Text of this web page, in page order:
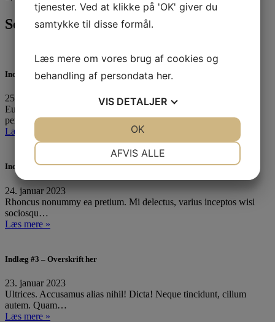
Seneste 3 indlæg
Indlæg #1 – Overskrift her
25. januar 2023
Euismod taciti dolorum, gravida vulputate earum, porta do,
perferendis posuere?…
Læs mere »
Indlæg #2 – Overskrift her
24. januar 2023
Rhoncus nonummy ea pretium. Mi delectus, varius inceptos wisi
sociosqu…
Læs mere »
Indlæg #3 – Overskrift her
23. januar 2023
Ultrices. Accusamus alias nihil! Dicta! Neque tincidunt, cillum
autem. Quam…
Læs mere »
tjenester. Ved at klikke på 'OK' giver du
samtykke til disse formål.
Læs mere om vores brug af cookies og
behandling af persondata her.
VIS DETALJER
AFVIS ALLE
OK